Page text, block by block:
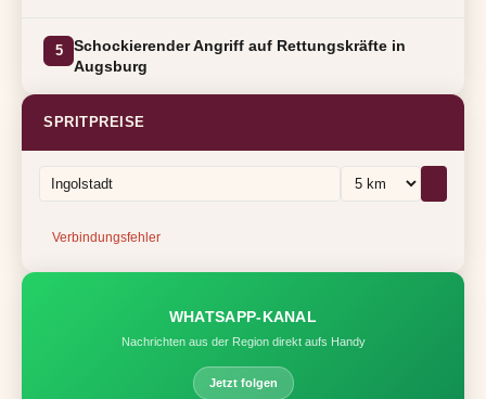
5
Schockierender Angriff auf Rettungskräfte in
Augsburg
SPRITPREISE
Verbindungsfehler
WHATSAPP-KANAL
Nachrichten aus der Region direkt aufs Handy
Jetzt folgen